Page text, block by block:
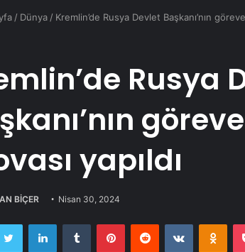
/ Dünya / Kremlin’de Rusya Devlet Başkanı’nın
Rusya
yapıldı
BİÇER Nisan 30, 2024
Twitter LinkedInTumblr PinterestReddit VKontakte